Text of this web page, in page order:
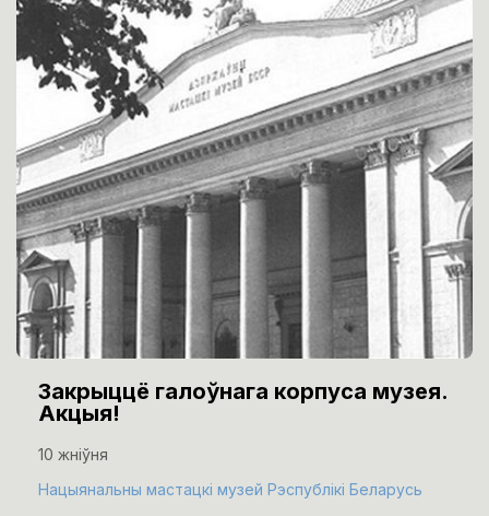
Закрыццё галоўнага корпуса музея.
Акцыя!
10 жніўня
Нацыянальны мастацкі музей Рэспублікі Беларусь